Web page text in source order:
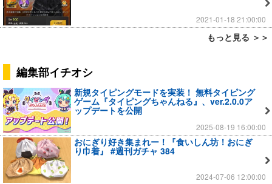
2021-01-18 21:00:00
もっと見る ＞＞
編集部イチオシ
新規タイピングモードを実装！ 無料タイピング
ゲーム『タイピングちゃんねる』、ver.2.0.0ア
ップデートを公開
2025-08-19 16:00:00
おにぎり好き集まれー！『食いしん坊！おにぎ
り巾着』 #週刊ガチャ 384
2024-07-06 12:00:00